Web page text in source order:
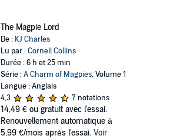
The Magpie Lord
De : KJ Charles
Lu par :Cornell Collins
Durée : 6 h et 25 min
Série :A Charm of Magpies, Volume 1
Langue : Anglais
4,3
7 notations
14,49 € ou gratuit avec l'essai.
Renouvellement automatique à
5,99 €/mois après l'essai. Voir